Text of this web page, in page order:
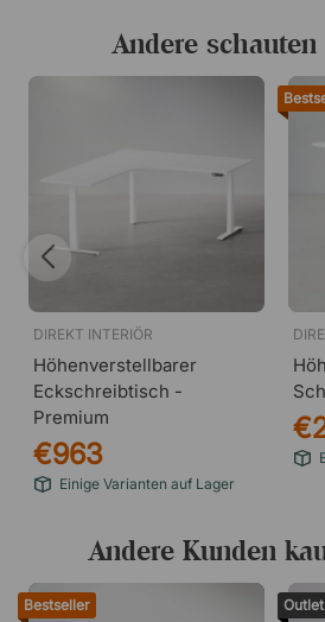
Andere
DIREKT INTERIÖR
Höhenverstellbarer
Eckschreibtisch -
Premium
€963
Einige Varianten auf Lager
Andere Kunden
Bestseller Outlet